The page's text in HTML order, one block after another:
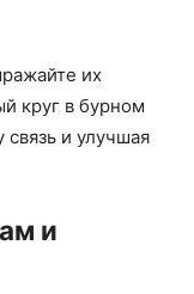
их
круг в бурном
связь и улучшая
и